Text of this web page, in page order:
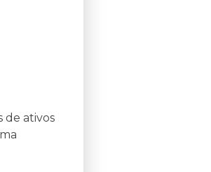
de ativos